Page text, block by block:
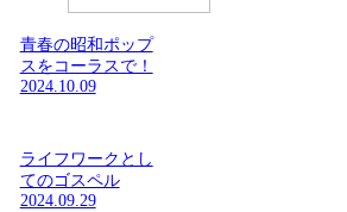
青春の昭和ポップ
スをコーラスで！
2024.10.09
ライフワークとし
てのゴスペル
2024.09.29